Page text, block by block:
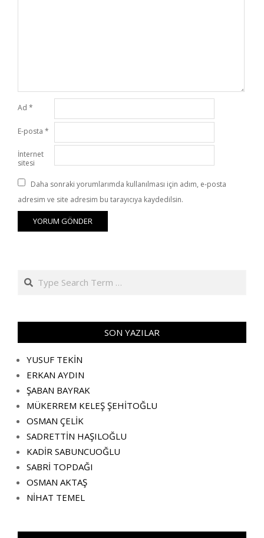
Ad *
E-posta *
İnternet
sitesi
Daha sonraki yorumlarımda kullanılması için adım, e-posta
adresim ve site adresim bu tarayıcıya kaydedilsin.
Search
SON YAZILAR
YUSUF TEKİN
ERKAN AYDIN
ŞABAN BAYRAK
MÜKERREM KELEŞ ŞEHİTOĞLU
OSMAN ÇELİK
SADRETTİN HAŞILOĞLU
KADİR SABUNCUOĞLU
SABRİ TOPDAĞI
OSMAN AKTAŞ
NİHAT TEMEL